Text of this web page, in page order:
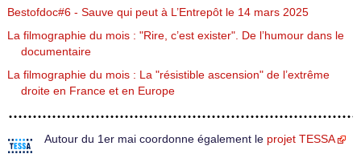
Bestofdoc#6 - Sauve qui peut à L’Entrepôt le 14 mars 2025
La filmographie du mois : "Rire, c’est exister". De l’humour dans le
documentaire
La filmographie du mois : La "résistible ascension" de l’extrême
droite en France et en Europe
Autour du 1er mai coordonne également le projet TESSA